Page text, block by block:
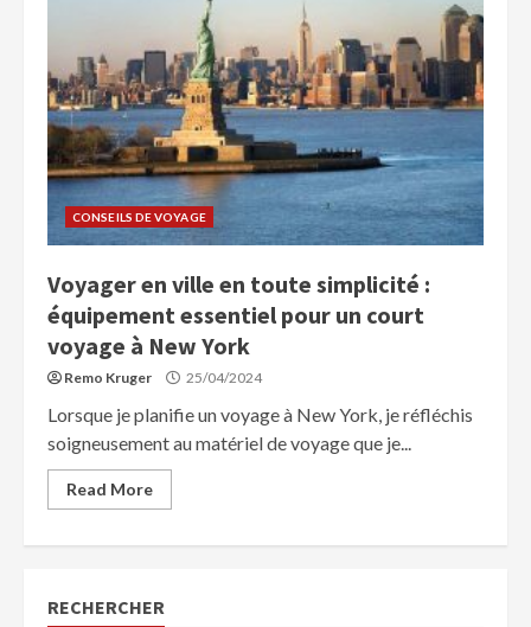
CONSEILS DE VOYAGE
Voyager en ville en toute simplicité :
équipement essentiel pour un court
voyage à New York
Remo Kruger 25/04/2024
Lorsque je planifie un voyage à New York, je réfléchis
soigneusement au matériel de voyage que je...
Read More
RECHERCHER